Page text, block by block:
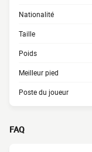
Nationalité
Taille
Poids
Meilleur pied
Poste du joueur
FAQ